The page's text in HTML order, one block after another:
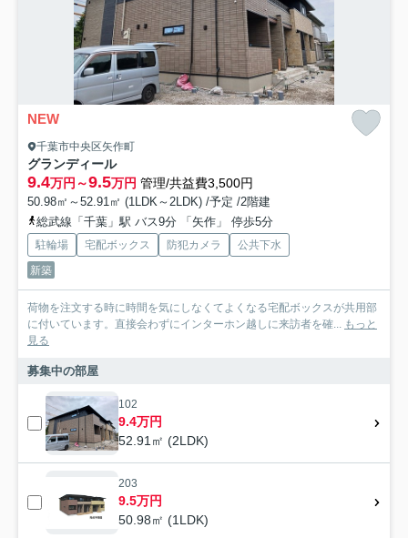
NEW
千葉市中央区矢作町
グランディール
9.4万円～9.5万円 管理/共益費3,500円
50.98㎡～52.91㎡ (1LDK～2LDK) /予定 /2階建
総武線「千葉」駅 バス9分 「矢作」 停歩5分
駐輪場 宅配ボックス 防犯カメラ
公共下水
新築
荷物を注文する時に時間を気にしなくてよくなる宅配ボックスが共用部
に付いています。直接会わずにインターホン越しに来訪者を確... もっと
見る
募集中の部屋
102
9.4万円
52.91㎡ (2LDK)
203
9.5万円
50.98㎡ (1LDK)